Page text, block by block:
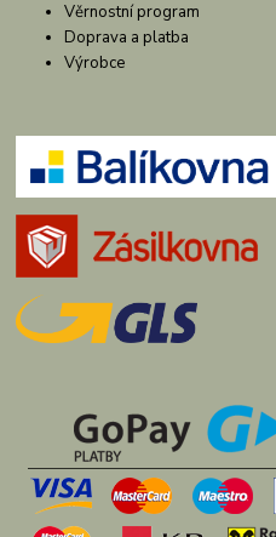
Věrnostní program
Doprava a platba
Výrobce